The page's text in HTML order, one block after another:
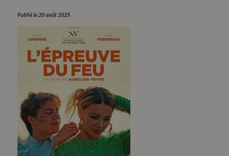
Publié le 20 août 2025